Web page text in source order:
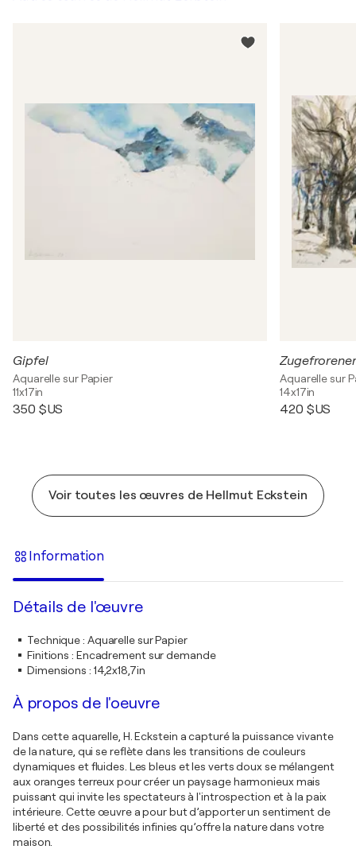
Gipfel
Aquarelle sur Papier
11x17in
350 $US
Aquarelle sur
14x17in
420 $US
Voir toutes les œuvres de Hellmut Eckstein
Information
Détails de l'œuvre
Technique: Aquarelle sur Papier
Finitions : Encadrement sur demande
Dimensions : 14,2x18,7in
À propos de l'oeuvre
Dans cette aquarelle, H. Eckstein a capturé la puissance vivante
de la nature, qui se reflète dans les transitions de couleurs
dynamiques et fluides. Les bleus et les verts doux se mélangent
aux oranges terreux pour créer un paysage harmonieux mais
puissant qui invite les spectateurs à l'introspection et à la paix
intérieure. Cette œuvre a pour but d’apporter un sentiment de
liberté et des possibilités infinies qu’offre la nature dans votre
maison.